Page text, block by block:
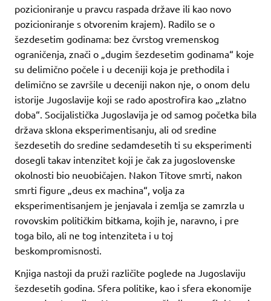
pozicioniranje u pravcu raspada države ili kao novo
pozicioniranje s otvorenim krajem). Radilo se o
šezdesetim godinama: bez čvrstog vremenskog
ograničenja, znači o „dugim šezdesetim godinama“ koje
su delimično počele i u deceniji koja je prethodila i
delimično se završile u deceniji nakon nje, o onom delu
istorije Jugoslavije koji se rado apostrofira kao „zlatno
doba“. Socijalistička Jugoslavija je od samog početka bila
država sklona eksperimentisanju, ali od sredine
šezdesetih do sredine sedamdesetih ti su eksperimenti
dosegli takav intenzitet koji je čak za jugoslovenske
okolnosti bio neuobičajen. Nakon Titove smrti, nakon
smrti figure „deus ex machina“, volja za
eksperimentisanjem je jenjavala i zemlja se zamrzla u
rovovskim političkim bitkama, kojih je, naravno, i pre
toga bilo, ali ne tog intenziteta i u toj
beskompromisnosti.
Knjiga nastoji da pruži različite poglede na Jugoslaviju
šezdesetih godina. Sfera politike, kao i sfera ekonomije